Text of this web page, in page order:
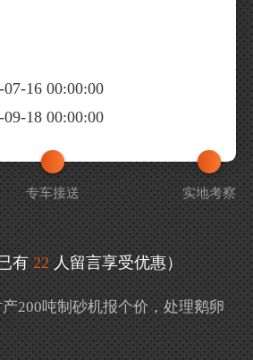
16 00:00:00
18 00:00:00
专车接送 实地考察
有 22 人留言享受优惠）
200吨制砂机报个价，处理鹅卵